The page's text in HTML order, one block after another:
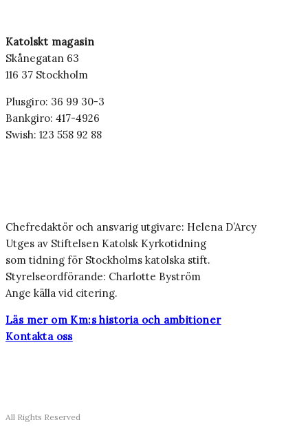
Katolskt magasin
Skånegatan 63
116 37 Stockholm
Plusgiro: 36 99 30-3
Bankgiro: 417-4926
Swish: 123 558 92 88
Chefredaktör och ansvarig utgivare: Helena D’Arcy
Utges av Stiftelsen Katolsk Kyrkotidning
som tidning för Stockholms katolska stift.
Styrelseordförande: Charlotte Byström
Ange källa vid citering.
Läs mer om Km:s historia och ambitioner
Kontakta oss
All Rights Reserved